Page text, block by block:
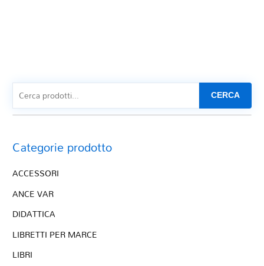
CERCA
Categorie prodotto
ACCESSORI
ANCE VAR
DIDATTICA
LIBRETTI PER MARCE
LIBRI